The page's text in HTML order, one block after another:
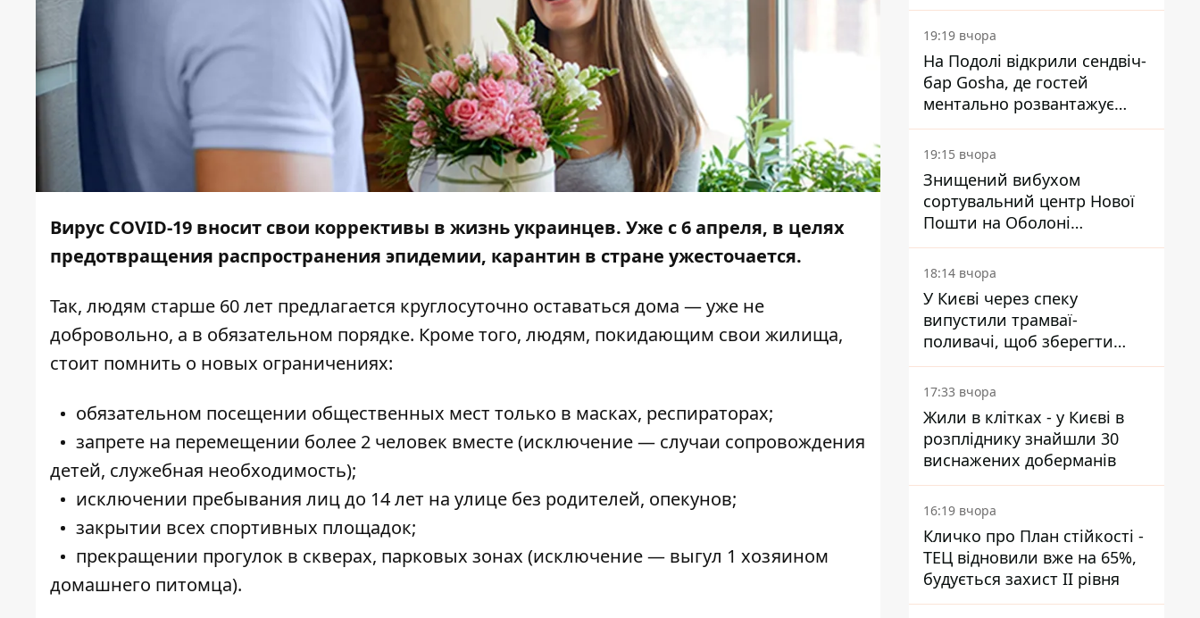
Вирус COVID-19 вносит свои коррективы в жизнь украинцев. Уже с 6 апреля, в целях
предотвращения распространения эпидемии, карантин в стране ужесточается.
Так, людям старше 60 лет предлагается круглосуточно оставаться дома — уже не
добровольно, а в обязательном порядке. Кроме того, людям, покидающим свои жилища,
стоит помнить о новых ограничениях:
обязательном посещении общественных мест только в масках, респираторах;
запрете на перемещении более 2 человек вместе (исключение — случаи сопровождения
детей, служебная необходимость);
исключении пребывания лиц до 14 лет на улице без родителей, опекунов;
закрытии всех спортивных площадок;
прекращении прогулок в скверах, парковых зонах (исключение — выгул 1 хозяином
домашнего питомца).
19:19 вчора
На Подолі відкрили сендвіч-
бар Gosha, де гостей
ментально розвантажує
акула
19:15 вчора
Знищений вибухом
сортувальний центр Нової
Пошти на Оболоні
запрацював - видають
посилки
18:14 вчора
У Києві через спеку
випустили трамваї-
поливачі, щоб зберегти
рейки від деформації
17:33 вчора
Жили в клітках - у Києві в
розпліднику знайшли 30
виснажених доберманів
16:19 вчора
Кличко про План стійкості -
ТЕЦ відновили вже на 65%,
будується захист ІІ рівня